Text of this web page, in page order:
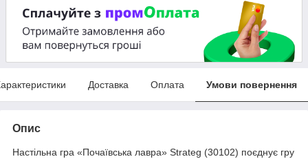
Доставка Оплата Умови повернення
Опис
Настільна гра «Почаївська лавра» Strateg (30102) поєднує гру